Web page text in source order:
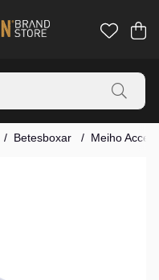
.
Betesboxar Meiho